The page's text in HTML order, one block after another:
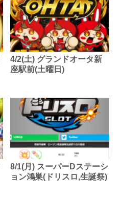
4/2(土) グランドオータ新
座駅前(土曜日)
8/1(月) スーパーDステーシ
ョン鴻巣(ドリスロ,生誕祭)